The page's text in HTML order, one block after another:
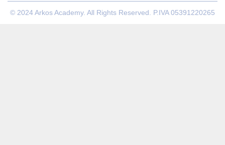
© 2024 Arkos Academy. All Rights Reserved. P.IVA 05391220265